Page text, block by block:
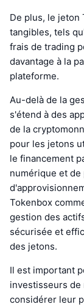
De plus, le jeton
tangibles, tels
frais de trading
davantage à la
plateforme.
Au-delà de la
s'étend à des
de la
pour les jetons
le financement
numérique et de
Tokenbox
gestion des
sécurisée et
des jetons.
Il est important
investisseurs
considérer leur